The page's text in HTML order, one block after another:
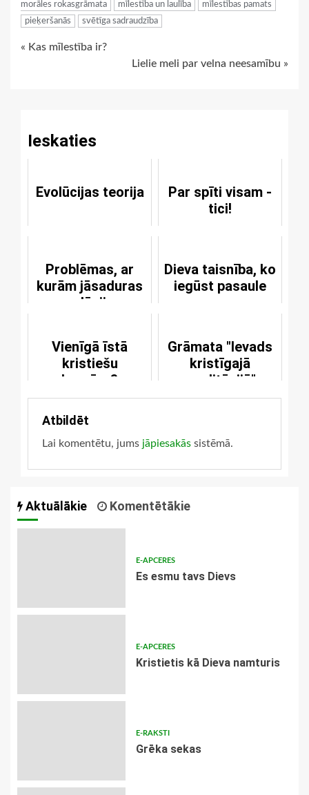
morāles rokasgrāmata
mīlestība un laulība
mīlestības pamats
pieķeršanās
svētīga sadraudzība
Continue
« Kas mīlestība ir?
Lielie meli par velna neesamību »
Ieskaties
Evolūcijas teorija
Par spīti visam -
tici!
Problēmas, ar
kurām jāsaduras
evolūcijas
Dieva taisnība, ko
iegūst pasaule
Vienīgā īstā
kristiešu
baznīca?
Grāmata "Ievads
kristīgajā
meditācijā"
Atbildēt
Lai komentētu, jums jāpiesakās sistēmā.
Aktuālākie Komentētākie
E-APCERES
Es esmu tavs Dievs
E-APCERES
Kristietis kā Dieva namturis
E-RAKSTI
Grēka sekas